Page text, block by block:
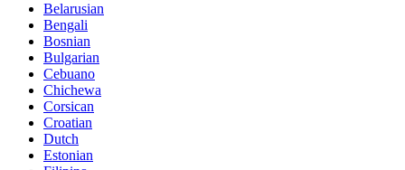
Belarusian
Bengali
Bosnian
Bulgarian
Cebuano
Chichewa
Corsican
Croatian
Dutch
Estonian